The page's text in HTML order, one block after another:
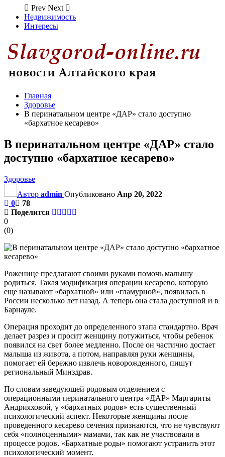
Prev Next
Недвижимость
Интересы
Главная
Здоровье
В перинатальном центре «ДАР» стало доступно
«бархатное кесарево»
В перинатальном центре «ДАР» стало
доступно «бархатное кесарево»
Здоровье
Автор admin Опубликовано Апр 20, 2022
0
78
Поделится
0
(0)
Роженице предлагают своими руками помочь малышу
родиться. Такая модификация операции кесарево, которую
еще называют «бархатной» или «гламурной», появилась в
России несколько лет назад. А теперь она стала доступной и в
Барнауле.
Операция проходит до определенного этапа стандартно. Врач
делает разрез и просит женщину потужиться, чтобы ребенок
появился на свет более медленно. После он частично достает
малыша из живота, а потом, направляя руки женщины,
помогает ей бережно извлечь новорожденного, пишут
региональный Минздрав.
По словам заведующей родовым отделением с
операционными перинатального центра «ДАР» Маргариты
Андрияховой, у «бархатных родов» есть существенный
психологический аспект. Некоторые женщины после
проведенного кесарево сечения признаются, что не чувствуют
себя «полноценными» мамами, так как не участвовали в
процессе родов. «Бархатные роды» помогают устранить этот
психологический момент.